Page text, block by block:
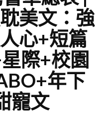
美文：強
心+短篇
際+校園
年下
寵文